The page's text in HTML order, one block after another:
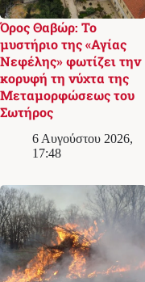
Όρος Θαβώρ: Το
μυστήριο της «Αγίας
Νεφέλης» φωτίζει την
κορυφή τη νύχτα της
Μεταμορφώσεως του
Σωτήρος
6 Αυγούστου 2026,
17:48